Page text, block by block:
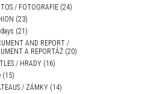
/ FOTOGRAFIE (24)
(23)
(21)
AND REPORT /
A REPORTÁŽ (20)
/ HRADY (16)
(15)
/ ZÁMKY (14)